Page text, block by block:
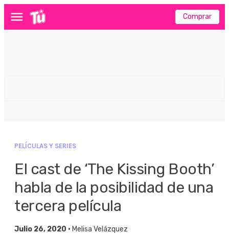
Menú Comprar
PELÍCULAS Y SERIES
El cast de ‘The Kissing Booth’
habla de la posibilidad de una
tercera película
Julio 26, 2020 • Melisa Velázquez